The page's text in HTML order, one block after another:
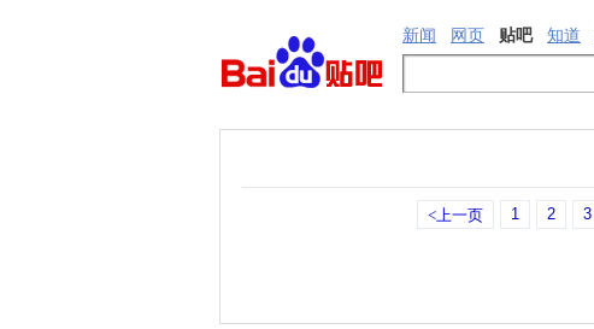
新闻 网页 贴吧 知道
<上一页 1 2 3